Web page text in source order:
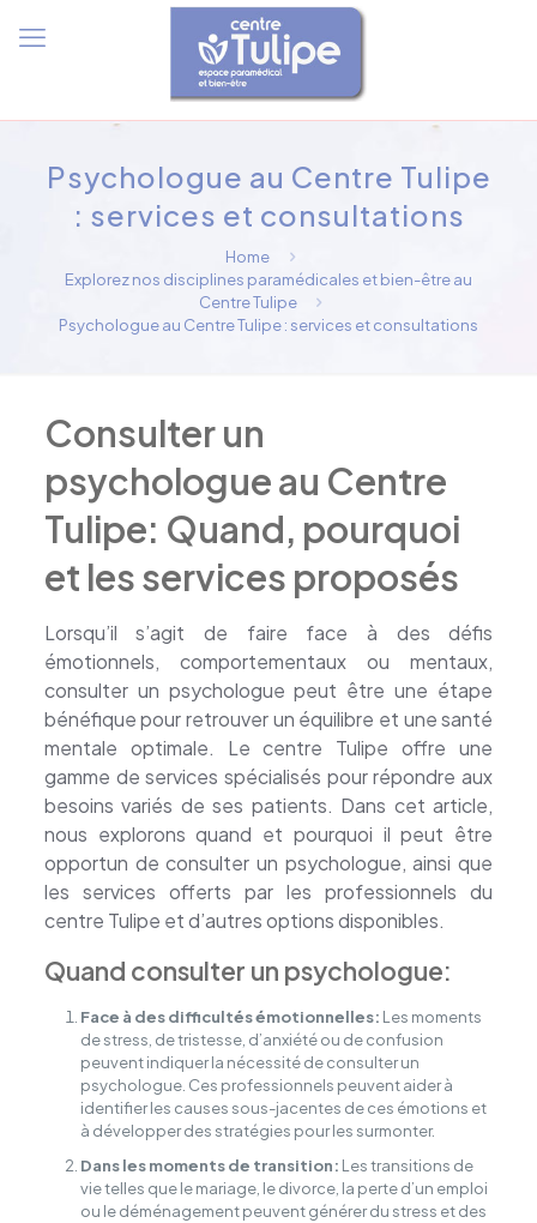
Psychologue au Centre Tulipe
: services et consultations
Home
Explorez nos disciplines paramédicales et bien-être au
Centre Tulipe
Psychologue au Centre Tulipe : services et consultations
Consulter un
psychologue au Centre
Tulipe: Quand, pourquoi
et les services proposés
Lorsqu’il s’agit de faire face à des défis
émotionnels, comportementaux ou mentaux,
consulter un psychologue peut être une étape
bénéfique pour retrouver un équilibre et une santé
mentale optimale. Le centre Tulipe offre une
gamme de services spécialisés pour répondre aux
besoins variés de ses patients. Dans cet article,
nous explorons quand et pourquoi il peut être
opportun de consulter un psychologue, ainsi que
les services offerts par les professionnels du
centre Tulipe et d’autres options disponibles.
Quand consulter un psychologue:
Face à des difficultés émotionnelles: Les moments
de stress, de tristesse, d’anxiété ou de confusion
peuvent indiquer la nécessité de consulter un
psychologue. Ces professionnels peuvent aider à
identifier les causes sous-jacentes de ces émotions et
à développer des stratégies pour les surmonter.
Dans les moments de transition: Les transitions de
vie telles que le mariage, le divorce, la perte d’un emploi
ou le déménagement peuvent générer du stress et des